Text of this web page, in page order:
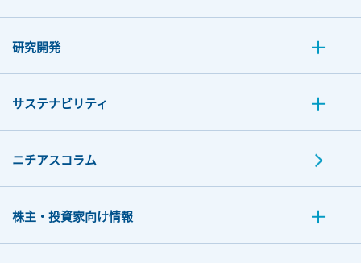
研究開発
サステナビリティ
ニチアスコラム
株主・投資家向け情報